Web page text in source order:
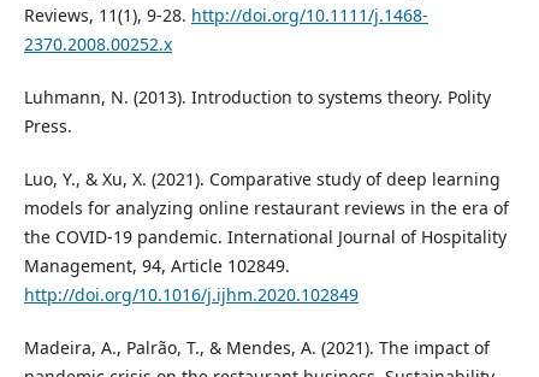
Reviews, 11(1), 9-28. http://doi.org/10.1111/j.1468-
2370.2008.00252.x
Luhmann, N. (2013). Introduction to systems theory. Polity
Press.
Luo, Y., & Xu, X. (2021). Comparative study of deep learning
models for analyzing online restaurant reviews in the era of
the COVID-19 pandemic. International Journal of Hospitality
Management, 94, Article 102849.
http://doi.org/10.1016/j.ijhm.2020.102849
Madeira, A., Palrão, T., & Mendes, A. (2021). The impact of